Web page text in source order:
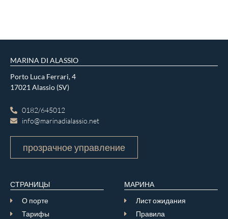
MARINA DI ALASSIO
Porto Luca Ferrari, 4
17021 Alassio (SV)
0182/645012
info@marinadialassio.net
прозрачное управление
СТРАНИЦЫ
О порте
Тарифы
МАРИНА
Лист ожидания
Правила